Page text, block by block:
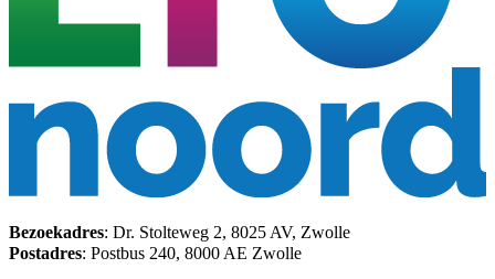
Bezoekadres: Dr. Stolteweg 2, 8025 AV, Zwolle
Postadres: Postbus 240, 8000 AE Zwolle